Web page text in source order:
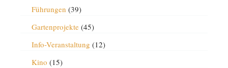
Führungen (39)
Gartenprojekte(45)
Info-Veranstaltung (12)
Kino (15)